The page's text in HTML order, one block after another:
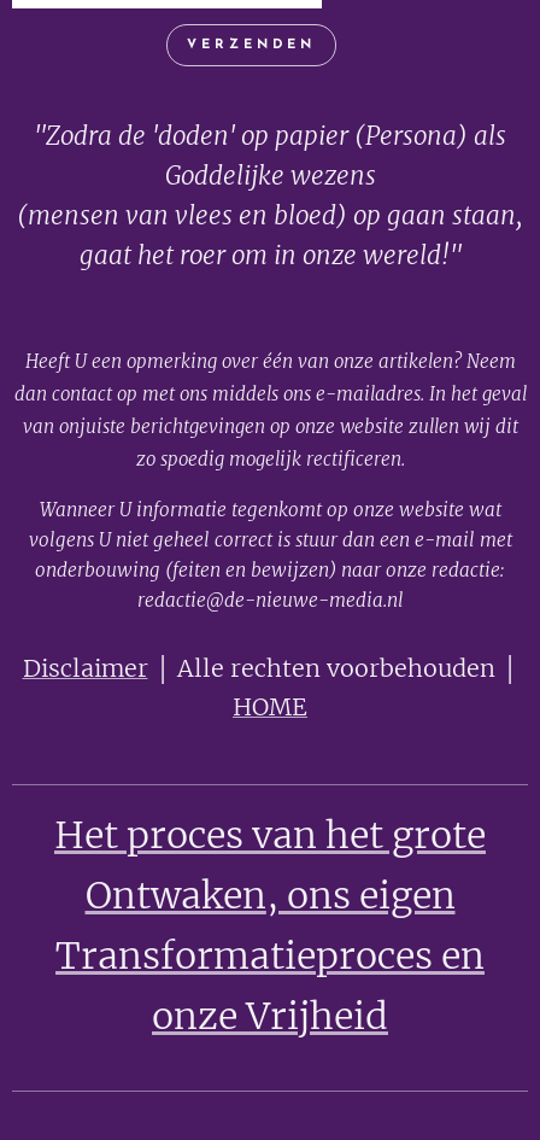
VERZENDEN
"Zodra de 'doden' op papier (Persona) als
Goddelijke wezens
(mensen van vlees en bloed) op gaan staan,
gaat het roer om in onze wereld!"
Heeft U een opmerking over één van onze artikelen? Neem
dan contact op met ons middels ons e-mailadres. In het geval
van onjuiste berichtgevingen op onze website zullen wij dit
zo spoedig mogelijk rectificeren.
Wanneer U informatie tegenkomt op onze website wat
volgens U niet geheel correct is stuur dan een e-mail met
onderbouwing (feiten en bewijzen) naar onze redactie:
redactie@de-nieuwe-media.nl
Disclaimer│ Alle rechten voorbehouden │
HOME
Het proces van het grote
Ontwaken, ons eigen
Transformatieproces en
onze Vrijheid